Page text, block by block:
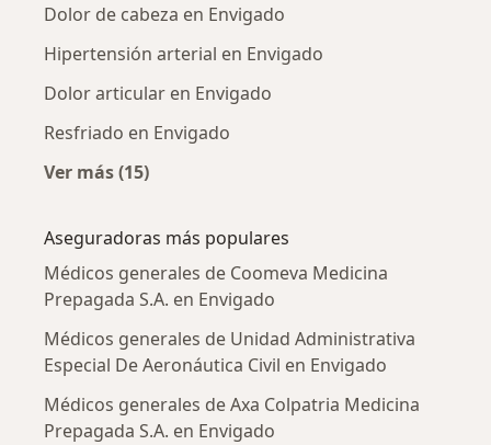
Dolor de cabeza en Envigado
Hipertensión arterial en Envigado
Dolor articular en Envigado
Resfriado en Envigado
Ver más (15)
Aseguradoras más populares
Médicos generales de Coomeva Medicina
Prepagada S.A. en Envigado
Médicos generales de Unidad Administrativa
Especial De Aeronáutica Civil en Envigado
Médicos generales de Axa Colpatria Medicina
Prepagada S.A. en Envigado